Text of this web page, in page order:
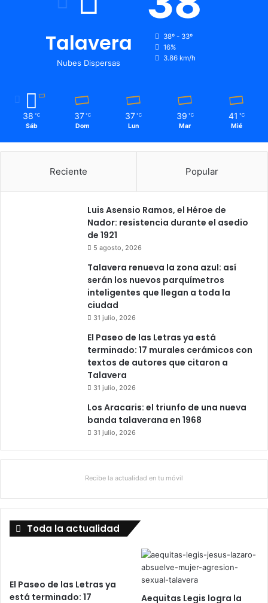
Talavera
Nubes Dispersas
38º - 33º
16%
3.86 km/h
38 ℃
Sáb
37 ℃
Dom
37 ℃
Lun
39 ℃
Mar
41 ℃
Mié
Reciente Popular
Luis Asensio Ramos, el Héroe de
Nador: resistencia durante el asedio
de 1921
5 agosto, 2026
Talavera renueva la zona azul: así
serán los nuevos parquímetros
inteligentes que llegan a toda la
ciudad
31 julio, 2026
El Paseo de las Letras ya está
terminado: 17 murales cerámicos con
textos de autores que citaron a
Talavera
31 julio, 2026
Los Aracaris: el triunfo de una nueva
banda talaverana en 1968
31 julio, 2026
Recibe la actualidad en tu móvil
Toda la actualidad
El Paseo de las Letras ya
está terminado: 17
Aequitas Legis logra la